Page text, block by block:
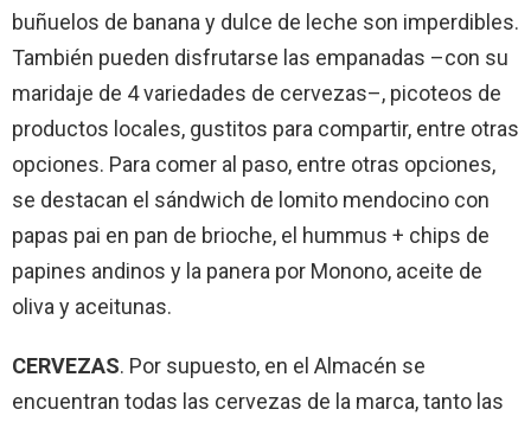
buñuelos de banana y dulce de leche son imperdibles.
También pueden disfrutarse las empanadas –con su
maridaje de 4 variedades de cervezas–, picoteos de
productos locales, gustitos para compartir, entre otras
opciones. Para comer al paso, entre otras opciones,
se destacan el sándwich de lomito mendocino con
papas pai en pan de brioche, el hummus + chips de
papines andinos y la panera por Monono, aceite de
oliva y aceitunas.
CERVEZAS. Por supuesto, en el Almacén se
encuentran todas las cervezas de la marca, tanto las